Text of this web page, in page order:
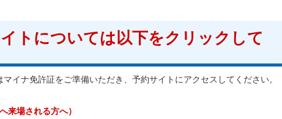
トについては以下をクリックして
イナ免許証をご準備いただき、予約サイトにアクセスしてください。
来場される方へ）